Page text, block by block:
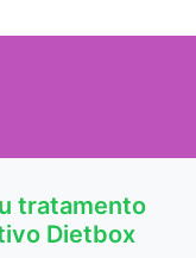
tratamento
Dietbox